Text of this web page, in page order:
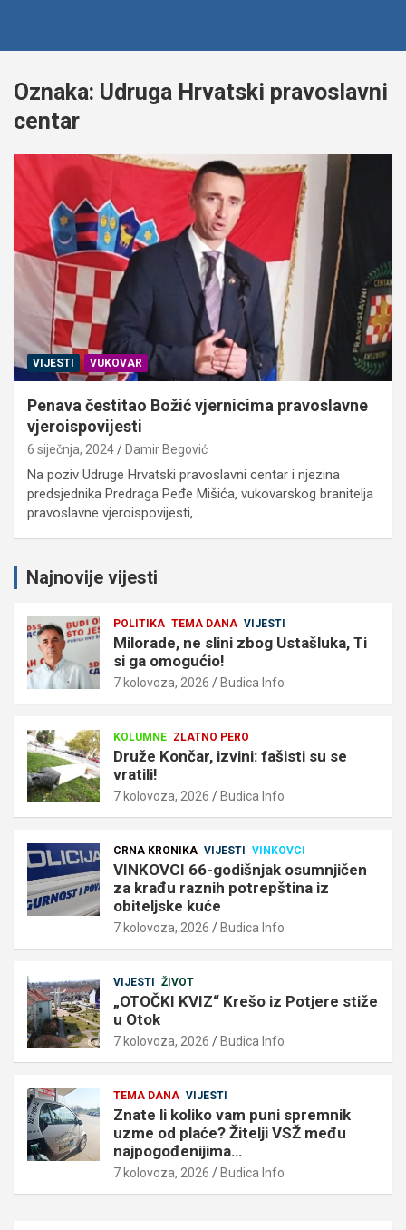
Oznaka: Udruga Hrvatski pravoslavni
centar
VIJESTI VUKOVAR
Penava čestitao Božić vjernicima pravoslavne
vjeroispovijesti
6 siječnja, 2024 Damir Begović
Na poziv Udruge Hrvatski pravoslavni centar i njezina
predsjednika Predraga Peđe Mišića, vukovarskog branitelja
pravoslavne vjeroispovijesti,…
Najnovije vijesti
POLITIKA TEMA DANA VIJESTI
Milorade, ne slini zbog Ustašluka, Ti
si ga omogućio!
7 kolovoza, 2026 Budica Info
KOLUMNE ZLATNO PERO
Druže Končar, izvini: fašisti su se
vratili!
7 kolovoza, 2026 Budica Info
CRNA KRONIKA VIJESTI VINKOVCI
VINKOVCI 66-godišnjak osumnjičen
za krađu raznih potrepština iz
obiteljske kuće
7 kolovoza, 2026 Budica Info
VIJESTI ŽIVOT
„OTOČKI KVIZ“ Krešo iz Potjere stiže
u Otok
7 kolovoza, 2026 Budica Info
TEMA DANA VIJESTI
Znate li koliko vam puni spremnik
uzme od plaće? Žitelji VSŽ među
najpogođenijima…
7 kolovoza, 2026 Budica Info